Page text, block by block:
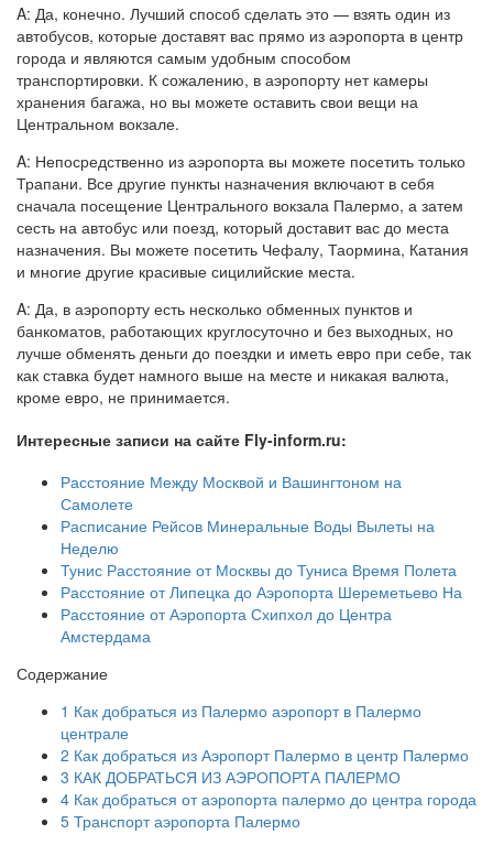
A: Да, конечно. Лучший способ сделать это — взять один из
автобусов, которые доставят вас прямо из аэропорта в центр
города и являются самым удобным способом
транспортировки. К сожалению, в аэропорту нет камеры
хранения багажа, но вы можете оставить свои вещи на
Центральном вокзале.
A: Непосредственно из аэропорта вы можете посетить только
Трапани. Все другие пункты назначения включают в себя
сначала посещение Центрального вокзала Палермо, а затем
сесть на автобус или поезд, который доставит вас до места
назначения. Вы можете посетить Чефалу, Таормина, Катания
и многие другие красивые сицилийские места.
A: Да, в аэропорту есть несколько обменных пунктов и
банкоматов, работающих круглосуточно и без выходных, но
лучше обменять деньги до поездки и иметь евро при себе, так
как ставка будет намного выше на месте и никакая валюта,
кроме евро, не принимается.
Интересные записи на сайте Fly-inform.ru:
Расстояние Между Москвой и Вашингтоном на
Самолете
Расписание Рейсов Минеральные Воды Вылеты на
Неделю
Тунис Расстояние от Москвы до Туниса Время Полета
Расстояние от Липецка до Аэропорта Шереметьево На
Расстояние от Аэропорта Схипхол до Центра
Амстердама
Содержание
1 Как добраться из Палермо аэропорт в Палермо
централе
2 Как добраться из Аэропорт Палермо в центр Палермо
3 КАК ДОБРАТЬСЯ ИЗ АЭРОПОРТА ПАЛЕРМО
4 Как добраться от аэропорта палермо до центра города
5 Транспорт аэропорта Палермо